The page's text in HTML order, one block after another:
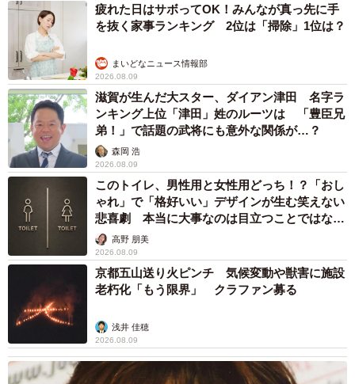
疲れた日はサボってOK！みんなが真っ先に手
を抜く家事ランキング 2位は「掃除」1位は？
まいどなニュース情報部
2026.08.09
滋賀が生んだ大スター、ダイアン津田 名字ラ
ンキング上位「津田」姓のルーツは 「豊臣兄
弟！」で話題の武将にも意外な関係が…？
森岡 浩
2026.08.09
このトイレ、男性用と女性用どっち！？「おし
ゃれ」で「格好いい」デザインが生む笑えない
悲喜劇 本当に大事なのは目立つことではな
く…高野 朋美
2026.08.09
京都五山送り火ピンチ 気候変動や獣害に施設
老朽化「もう限界」 クラファン募る
浅井 佳穂
2026.08.09